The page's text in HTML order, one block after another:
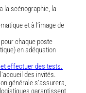
la scénographie, la
et à l’image de
chaque poste
en adéquation
effectuer des tests.
des invités.
générale s’assurera,